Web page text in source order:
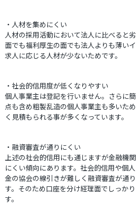
・人材を集めにくい
人材の採用活動において法人に比べると
面でも福利厚生の面でも法人よりも薄い
求人に応じる人材が少ないためです。
・社会的信用度が低くなりやすい
個人事業主は登記を行いません。さらに
点も含め粗製乱造の個人事業主も多いた
く見積もられる事が多くなっています。
・融資審査が通りにくい
上述の社会的信用にも通じますが金融機
にくい傾向にあります。社会的信用や個
金の協会の線引きが難しく融資審査が通
す。そのため口座を分け経理面でしっか
す。